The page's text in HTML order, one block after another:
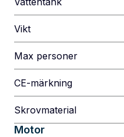
Vikt
Max personer
CE-märkning
Skrovmaterial
Motor